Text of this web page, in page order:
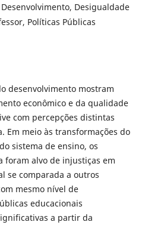
Desigualdade
Políticas Públicas
desenvolvimento mostram
econômico e da qualidade
com percepções distintas
Em meio às transformações do
sistema de ensino, os
foram alvo de injustiças em
se comparada a outros
mesmo nível de
educacionais
a partir da